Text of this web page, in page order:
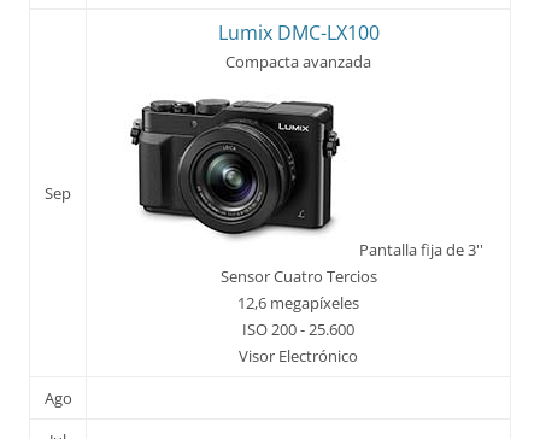
Sep
Lumix DMC-LX100
Compacta avanzada
Pantalla fija de 3''
Sensor Cuatro Tercios
12,6 megapíxeles
ISO 200 - 25.600
Visor Electrónico
Ago